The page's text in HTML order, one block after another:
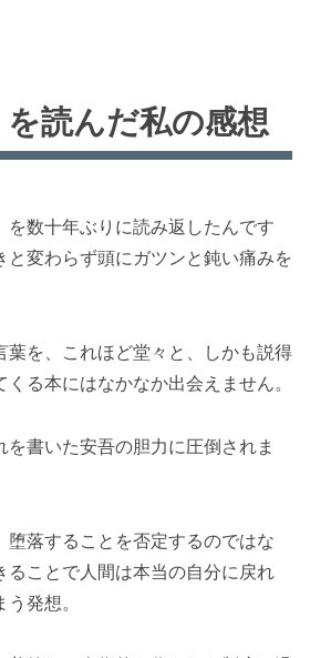
を読んだ私の感想
を数十年ぶりに読み返したんです
と変わらず頭にガツンと鈍い痛みを
葉を、これほど堂々と、しかも説得
る本にはなかなか出会えません。
書いた安吾の胆力に圧倒されま
堕落することを否定するのではな
ることで人間は本当の自分に戻れ
発想。